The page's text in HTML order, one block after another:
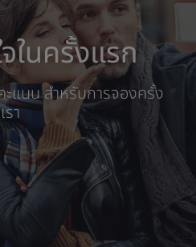
Radisson RED
art'otel
Park Inn by Radisson
ม ในครั้งแรก
แนน สำหรับการจองครั้ง
า